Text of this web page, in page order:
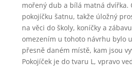
mořený dub a bílá matná dvířka.
pokojíčku šatnu, takže úložný
na věci do školy, koníčky a
omezením u tohoto návrhu bylo
přesně daném místě, kam jsou
Pokojíček je do tvaru L, vpravo